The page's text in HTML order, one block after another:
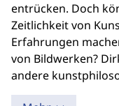
entrücken. Doch
Zeitlichkeit von
Erfahrungen
von Bildwerken?
andere